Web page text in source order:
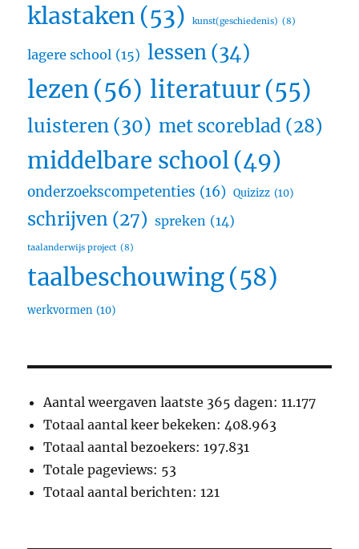
klastaken(53) kunst(geschiedenis) (8)
lagere school (15) lessen(34)
lezen(56) literatuur(55)
luisteren (30) met scoreblad (28)
middelbare school(49)
onderzoekscompetenties (16) Quizizz (10)
schrijven (27) spreken (14)
taalanderwijs project (8)
taalbeschouwing(58)
werkvormen (10)
Aantal weergaven laatste 365 dagen:11.177
Totaal aantal keer bekeken:408.963
Totaal aantal bezoekers:197.831
Totale pageviews: 53
Totaal aantal berichten:121